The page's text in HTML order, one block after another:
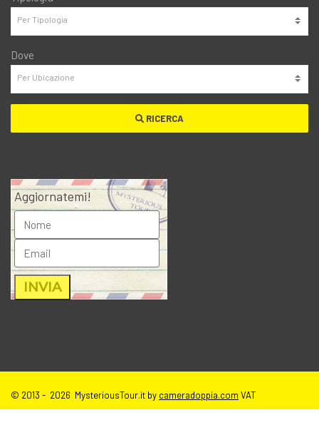
Dove
RICERCA
Aggiornatemi!
© 2013 - 2026 MysteriousTour.it by cameradoppia.com VAT